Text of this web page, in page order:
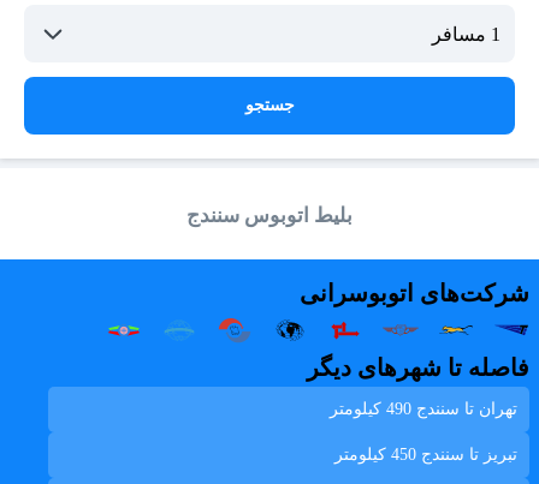
جستجو
بلیط اتوبوس سنندج
شرکت‌های اتوبوسرانی
فاصله تا شهرهای دیگر
تهران تا سنندج 490 کیلومتر
تبريز تا سنندج 450 کیلومتر